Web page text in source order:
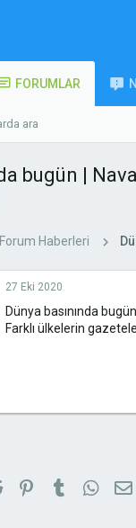
FORUMLAR
ara
bugün |
Forum Haberleri
27 Eki 2020
Dünya basınında
Farklı ülkelerin
Reddit PinterestTumblr